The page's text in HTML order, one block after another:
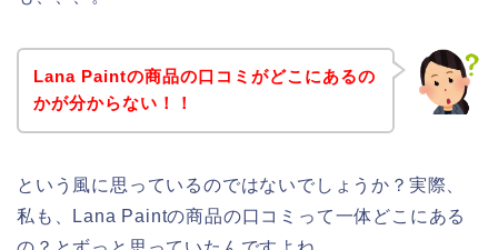
Lana Paintの商品の口コミがどこにあるの
かが分からない！！
という風に思っているのではないでしょうか？実際、
私も、Lana Paintの商品の口コミって一体どこにある